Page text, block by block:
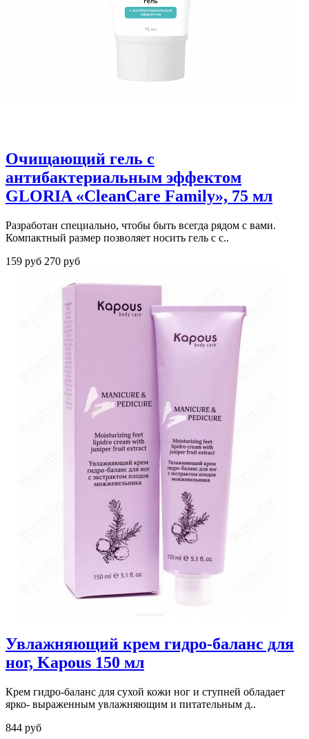
Очищающий гель с
антибактериальным эффектом
GLORIA «CleanCare Family», 75 мл
Разработан специально, чтобы быть всегда рядом с вами.
Компактный размер позволяет носить гель с с..
159 руб 270 руб
Увлажняющий крем гидро-баланс для
ног, Kapous 150 мл
Крем гидро-баланс для сухой кожи ног и ступней обладает
ярко- выраженным увлажняющим и питательным д..
844 руб